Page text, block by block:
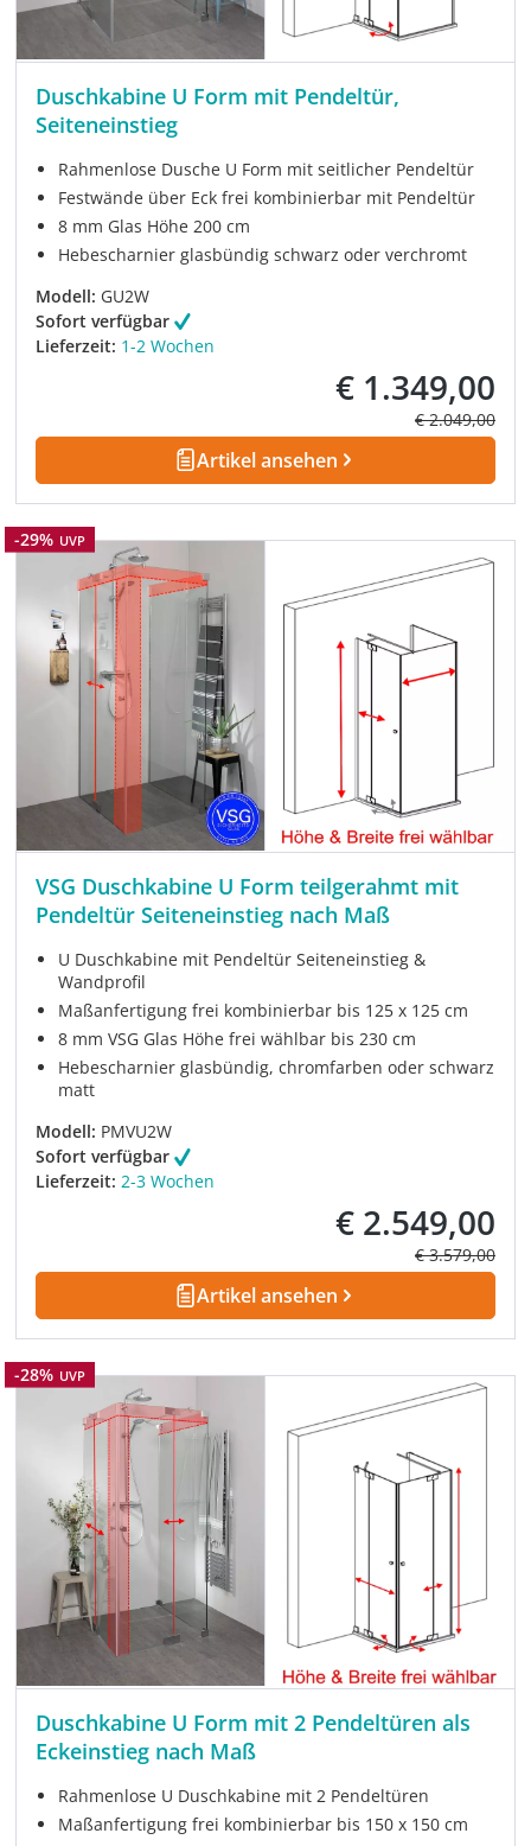
Duschkabine U Form mit Pendeltür,
Seiteneinstieg
Rahmenlose Dusche U Form mit seitlicher Pendeltür
Festwände über Eck frei kombinierbar mit Pendeltür
8 mm Glas Höhe 200 cm
Hebescharnier glasbündig schwarz oder verchromt
Modell: GU2W
Sofort verfügbar
Lieferzeit: 1-2 Wochen
Verkaufspreis:
€ 1.349,00
Regulärer
€ 2.049,00
Artikel ansehen
Rabatt
-29% UVP
VSG Duschkabine U Form teilgerahmt mit
Pendeltür Seiteneinstieg nach Maß
U Duschkabine mit Pendeltür Seiteneinstieg &
Wandprofil
Maßanfertigung frei kombinierbar bis 125 x 125 cm
8 mm VSG Glas Höhe frei wählbar bis 230 cm
Hebescharnier glasbündig, chromfarben oder schwarz
matt
Modell: PMVU2W
Sofort verfügbar
Lieferzeit: 2-3 Wochen
Verkaufspreis:
€ 2.549,00
Regulärer
€ 3.579,00
Artikel ansehen
Rabatt
-28% UVP
Duschkabine U Form mit 2 Pendeltüren als
Eckeinstieg nach Maß
Rahmenlose U Duschkabine mit 2 Pendeltüren
Maßanfertigung frei kombinierbar bis 150 x 150 cm